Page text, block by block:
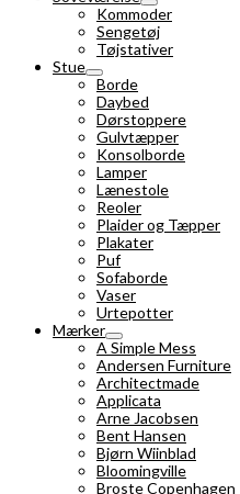
Kommoder
Sengetøj
Tøjstativer
Stue
Borde
Daybed
Dørstoppere
Gulvtæpper
Konsolborde
Lamper
Lænestole
Reoler
Plaider og Tæpper
Plakater
Puf
Sofaborde
Vaser
Urtepotter
Mærker
A Simple Mess
Andersen Furniture
Architectmade
Applicata
Arne Jacobsen
Bent Hansen
Bjørn Wiinblad
Bloomingville
Broste Copenhagen